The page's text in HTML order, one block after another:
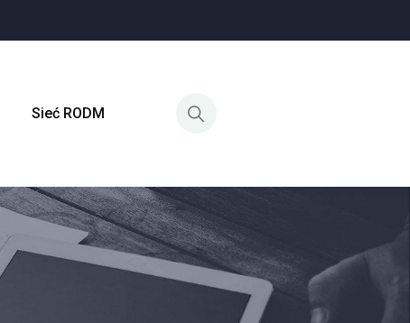
Sieć RODM